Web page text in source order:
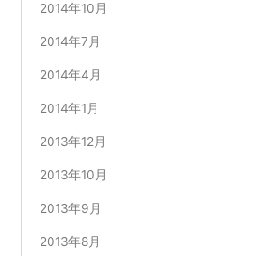
2014年10月
2014年7月
2014年4月
2014年1月
2013年12月
2013年10月
2013年9月
2013年8月